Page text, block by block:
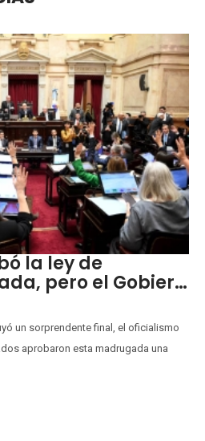
la ley de
pero el Gobier…
un sorprendente final, el oficialismo
aprobaron esta madrugada una